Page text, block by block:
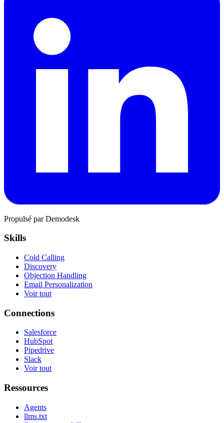
Propulsé par Demodesk
Skills
Cold Calling
Discovery
Objection Handling
Email Personalization
Voir tout
Connections
Salesforce
HubSpot
Pipedrive
Slack
Voir tout
Ressources
Agents
llms.txt